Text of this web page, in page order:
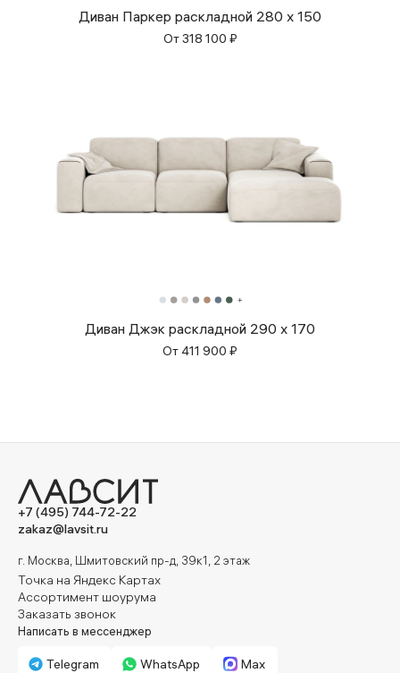
Диван Паркер раскладной 280 x 150
От318 100 ₽
Диван Джэк раскладной 290 x 170
От411 900 ₽
+7 (495) 744-72-22
zakaz@lavsit.ru
г. Москва, Шмитовский пр-д, 39к1, 2 этаж
Точка на Яндекс Картах
Ассортимент шоурума
Заказать звонок
Написать в мессенджер
Telegram WhatsApp Max